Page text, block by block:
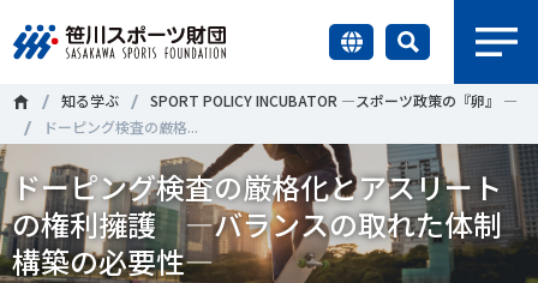
財団情報
研究員紹介
調査・研究
＃誰が子どものスポーツをささえるのか ＃部活動
＃アクティブなまちづくり ＃日本人の身体活動と健康寿命
知る学ぶ
SPORT POLICY INCUBATOR ―スポーツ政策の『卵』 ―
ドーピング検査の厳格...
ドーピング検査の厳格化とアスリート
の権利擁護 ―バランスの取れた体制
構築の必要性―